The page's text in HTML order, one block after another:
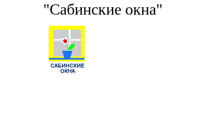
"Сабинские окна"